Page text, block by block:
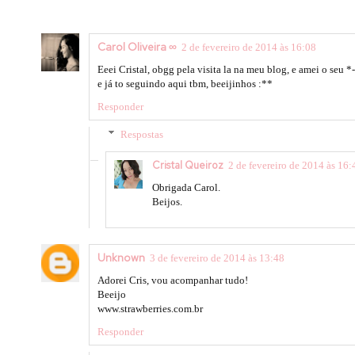
Carol Oliveira ∞ 2 de fevereiro de 2014 às 16:08
Eeei Cristal, obgg pela visita la na meu blog, e amei o seu
e já to seguindo aqui tbm, beeijinhos :**
Responder
Respostas
Cristal Queiroz 2 de fevereiro de 2014 às
Obrigada Carol.
Beijos.
Unknown 3 de fevereiro de 2014 às 13:48
Adorei Cris, vou acompanhar tudo!
Beeijo
www.strawberries.com.br
Responder